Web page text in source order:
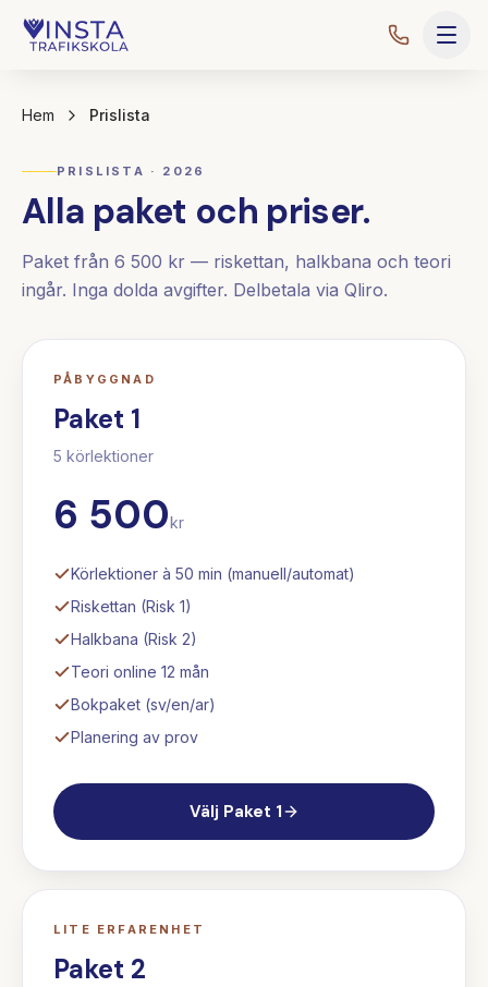
Hem Prislista
PRISLISTA · 2026
Alla paket och priser.
Paket från 6 500 kr — riskettan, halkbana och teori
ingår. Inga dolda avgifter. Delbetala via Qliro.
PÅBYGGNAD
Paket 1
5 körlektioner
6 500kr
Körlektioner à 50 min (manuell/automat)
Riskettan (Risk 1)
Halkbana (Risk 2)
Teori online 12 mån
Bokpaket (sv/en/ar)
Planering av prov
Välj Paket 1
LITE ERFARENHET
Paket 2